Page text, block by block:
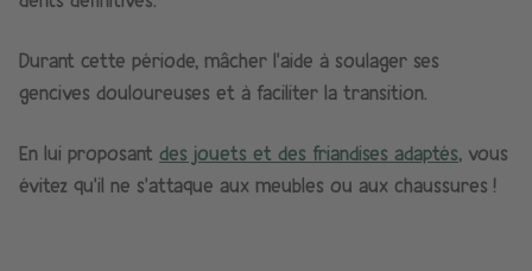
Durant cette période, mâcher l’aide à soulager ses
gencives douloureuses et à faciliter la transition.
En lui proposant des jouets et des friandises adaptés, vous
évitez qu’il ne s’attaque aux meubles ou aux chaussures !